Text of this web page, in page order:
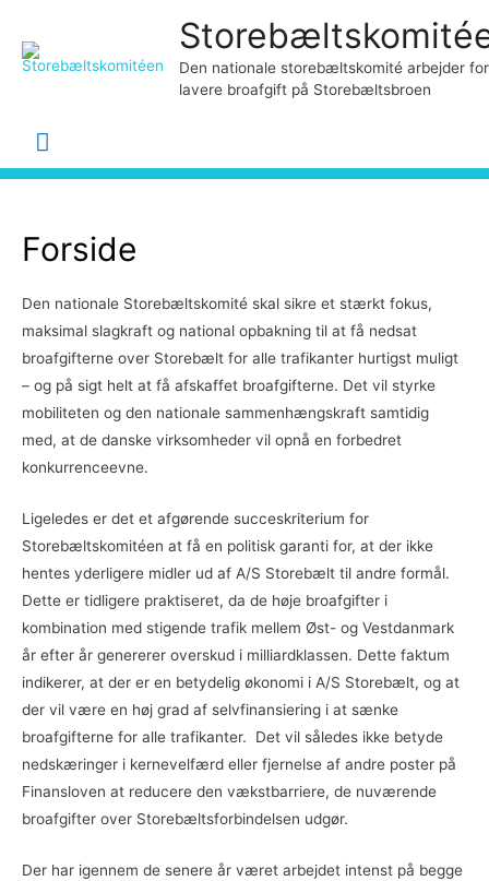
Den nationale storebæltskomité arbejder for
lavere broafgift på Storebæltsbroen
Hovedmenu
Forside
Den nationale Storebæltskomité skal sikre et stærkt fokus,
maksimal slagkraft og national opbakning til at få nedsat
broafgifterne over Storebælt for alle trafikanter hurtigst muligt
– og på sigt helt at få afskaffet broafgifterne. Det vil styrke
mobiliteten og den nationale sammenhængskraft samtidig
med, at de danske virksomheder vil opnå en forbedret
konkurrenceevne.
Ligeledes er det et afgørende succeskriterium for
Storebæltskomitéen at få en politisk garanti for, at der ikke
hentes yderligere midler ud af A/S Storebælt til andre formål.
Dette er tidligere praktiseret, da de høje broafgifter i
kombination med stigende trafik mellem Øst- og Vestdanmark
år efter år genererer overskud i milliardklassen. Dette faktum
indikerer, at der er en betydelig økonomi i A/S Storebælt, og at
der vil være en høj grad af selvfinansiering i at sænke
broafgifterne for alle trafikanter. Det vil således ikke betyde
nedskæringer i kernevelfærd eller fjernelse af andre poster på
Finansloven at reducere den vækstbarriere, de nuværende
broafgifter over Storebæltsforbindelsen udgør.
Der har igennem de senere år været arbejdet intenst på begge